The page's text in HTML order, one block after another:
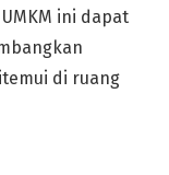
ini dapat
di ruang